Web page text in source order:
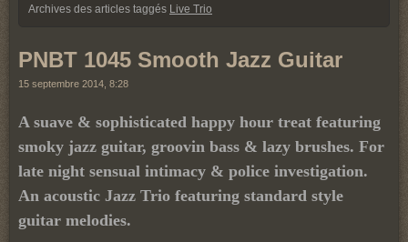
Archives des articles taggés Live Trio
PNBT 1045 Smooth Jazz Guitar
15 septembre 2014, 8:28
A suave & sophisticated happy hour treat featuring
smoky jazz guitar, groovin bass & lazy brushes. For
late night sensual intimacy & police investigation.
An acoustic Jazz Trio featuring standard style
guitar melodies.